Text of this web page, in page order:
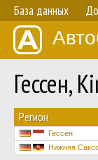
База данных
Гессен,
Регион
Гессен
Нижняя